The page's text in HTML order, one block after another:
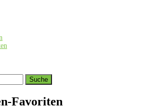
Favoriten